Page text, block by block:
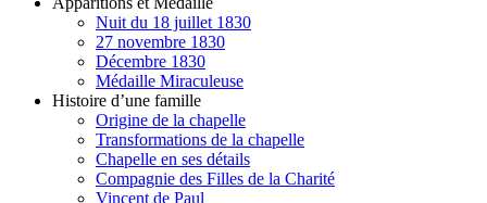
Nuit du 18 juillet 1830
27 novembre 1830
Décembre 1830
Médaille Miraculeuse
Histoire d’une famille
Origine de la chapelle
Transformations de la chapelle
Chapelle en ses détails
Compagnie des Filles de la Charité
Vincent de Paul